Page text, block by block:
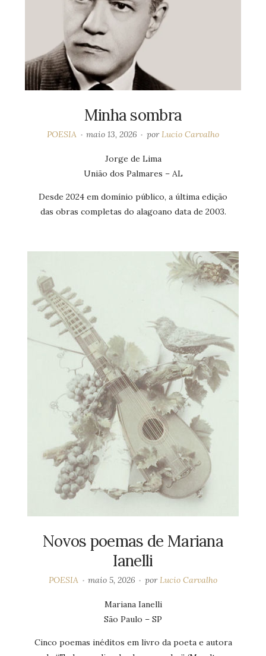
Minha sombra
POESIA maio 13, 2026 porLucio Carvalho
Jorge de Lima
União dos Palmares – AL
Desde 2024 em domínio público, a última edição
das obras completas do alagoano data de 2003.
Novos poemas de Mariana
Ianelli
POESIA maio 5, 2026 porLucio Carvalho
Mariana Ianelli
São Paulo – SP
Cinco poemas inéditos em livro da poeta e autora